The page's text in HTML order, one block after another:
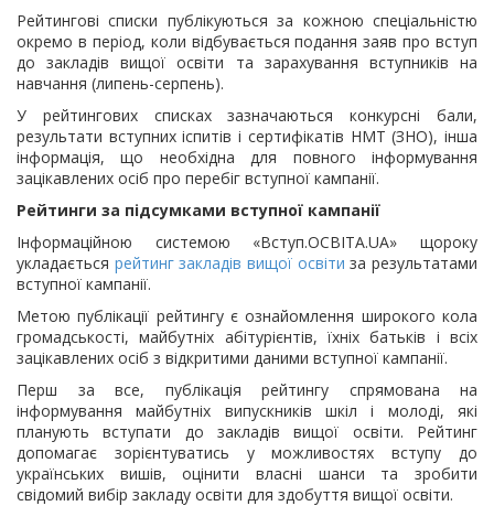
Рейтингові списки публікуються за кожною спеціальністю
окремо в період, коли відбувається подання заяв про вступ
до закладів вищої освіти та зарахування вступників на
навчання (липень-серпень).
У рейтингових списках зазначаються конкурсні бали,
результати вступних іспитів і сертифікатів НМТ (ЗНО), інша
інформація, що необхідна для повного інформування
зацікавлених осіб про перебіг вступної кампанії.
Рейтинги за підсумками вступної кампанії
Інформаційною системою «Вступ.ОСВІТА.UA» щороку
укладається рейтинг закладів вищої освіти за результатами
вступної кампанії.
Метою публікації рейтингу є ознайомлення широкого кола
громадськості, майбутніх абітурієнтів, їхніх батьків і всіх
зацікавлених осіб з відкритими даними вступної кампанії.
Перш за все, публікація рейтингу спрямована на
інформування майбутніх випускників шкіл і молоді, які
планують вступати до закладів вищої освіти. Рейтинг
допомагає зорієнтуватись у можливостях вступу до
українських вишів, оцінити власні шанси та зробити
свідомий вибір закладу освіти для здобуття вищої освіти.